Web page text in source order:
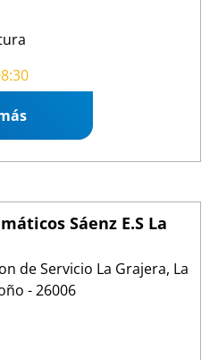
13:30
Sáenz E.S La
de Servicio La Grajera, La
- 26006